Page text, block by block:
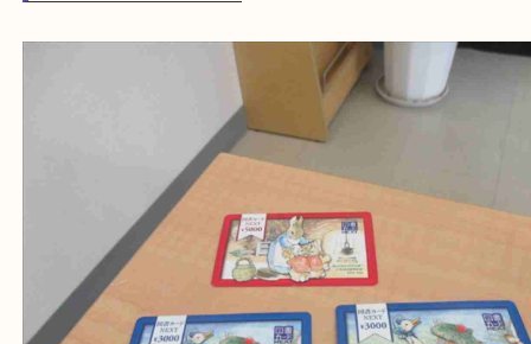
図書カードネクスト